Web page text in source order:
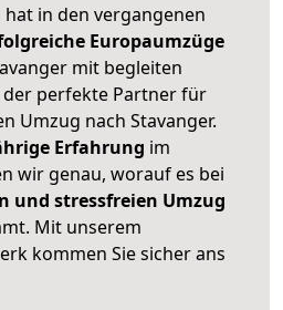
in den vergangenen
Europaumzüge
mit begleiten
perfekte Partner für
Umzug nach Stavanger.
Erfahrung im
wir genau, worauf es bei
und stressfreien Umzug
Mit unserem
kommen Sie sicher ans